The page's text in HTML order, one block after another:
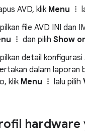
AVD, klik Menu
file AVD INI dan
dan pilihShow
detail konfigurasi
dalam laporan
klik Menu lalu pilih
hardware